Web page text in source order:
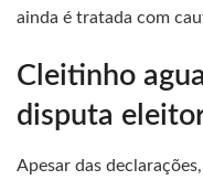
ainda é tratada com
Cleitinho
disputa
Apesar das